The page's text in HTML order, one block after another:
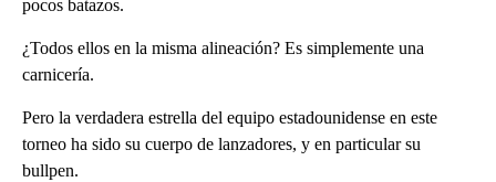
pocos batazos.
¿Todos ellos en la misma alineación? Es simplemente una
carnicería.
Pero la verdadera estrella del equipo estadounidense en este
torneo ha sido su cuerpo de lanzadores, y en particular su
bullpen.